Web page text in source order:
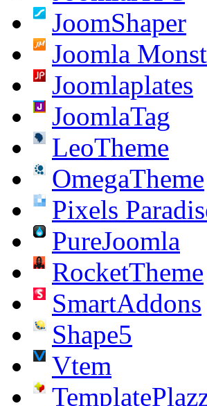
JoomShaper
Joomla
Joomlaplates
JoomlaTag
LeoTheme
OmegaTheme
Pixels
PureJoomla
RocketTheme
SmartAddons
Shape5
Vtem